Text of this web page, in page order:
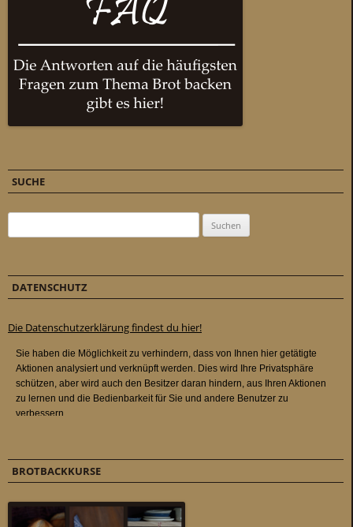
SUCHE
DATENSCHUTZ
Die Datenschutzerklärung findest du hier!
BROTBACKKURSE